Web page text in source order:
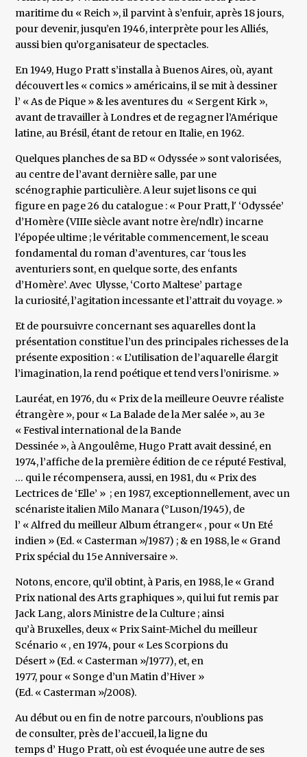
maritime du « Reich », il parvint à s’enfuir, après 18 jours,
pour devenir, jusqu’en 1946, interprète pour les Alliés,
aussi bien qu’organisateur de spectacles.
En 1949, Hugo Pratt s’installa à Buenos Aires, où, ayant
découvert les « comics » américains, il se mit à dessiner
l’ « As de Pique » & les aventures du « Sergent Kirk »,
avant de travailler à Londres et de regagner l’Amérique
latine, au Brésil, étant de retour en Italie, en 1962.
Quelques planches de sa BD « Odyssée » sont valorisées,
au centre de l’avant dernière salle, par une
scénographie particulière. A leur sujet lisons ce qui
figure en page 26 du catalogue : « Pour Pratt, l' ‘Odyssée’
d’Homère (VIIIe siècle avant notre ère/ndlr) incarne
l’épopée ultime ; le véritable commencement, le sceau
fondamental du roman d’aventures, car ‘tous les
aventuriers sont, en quelque sorte, des enfants
d’Homère’. Avec Ulysse, ‘Corto Maltese’ partage
la curiosité, l’agitation incessante et l’attrait du voyage. »
Et de poursuivre concernant ses aquarelles dont la
présentation constitue l’un des principales richesses de la
présente exposition : « L’utilisation de l’aquarelle élargit
l’imagination, la rend poétique et tend vers l’onirisme. »
Lauréat, en 1976, du « Prix de la meilleure Oeuvre réaliste
étrangère », pour « La Balade de la Mer salée », au 3e
« Festival international de la Bande
Dessinée », à Angoulême, Hugo Pratt avait dessiné, en
1974, l’affiche de la première édition de ce réputé Festival,
… qui le récompensera, aussi, en 1981, du « Prix des
Lectrices de ‘Elle’ » ; en 1987, exceptionnellement, avec un
scénariste italien Milo Manara (°Luson/1945), de
l’ « Alfred du meilleur Album étranger« , pour « Un Eté
indien » (Ed. « Casterman »/1987) ; & en 1988, le « Grand
Prix spécial du 15e Anniversaire ».
Notons, encore, qu’il obtint, à Paris, en 1988, le « Grand
Prix national des Arts graphiques », qui lui fut remis par
Jack Lang, alors Ministre de la Culture ; ainsi
qu’à Bruxelles, deux « Prix Saint-Michel du meilleur
Scénario « , en 1974, pour « Les Scorpions du
Désert » (Ed. « Casterman »/1977), et, en
1977, pour « Songe d’un Matin d’Hiver »
(Ed. « Casterman »/2008).
Au début ou en fin de notre parcours, n’oublions pas
de consulter, près de l’accueil, la ligne du
temps d’ Hugo Pratt, où est évoquée une autre de ses